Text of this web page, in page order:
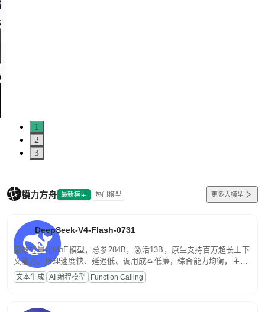
1
2
3
模力方舟 最新模型 热门模型 更多大模型
DeepSeek-V4-Flash-0731
高效轻量化MoE模型，总参284B，激活13B，原生支持百万超长上下
文能力。推理速度快、延迟低、调用成本低廉，综合能力均衡，主打
高并发、轻量化任务，适合日常对话、内容创作、基础 RAG、批量
文案处理等普惠刚需场景。
文本生成 AI 编程模型 Function Calling